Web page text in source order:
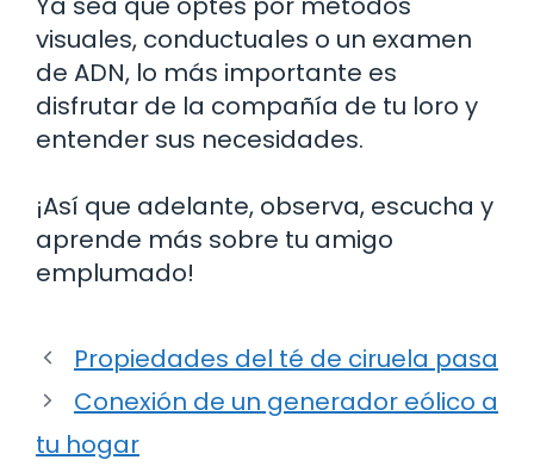
visuales, conductuales o un examen
de ADN, lo más importante es
disfrutar de la compañía de tu loro y
entender sus necesidades.
¡Así que adelante, observa, escucha y
aprende más sobre tu amigo
emplumado!
Propiedades del té de ciruela pasa
Conexión de un generador eólico a
tu hogar